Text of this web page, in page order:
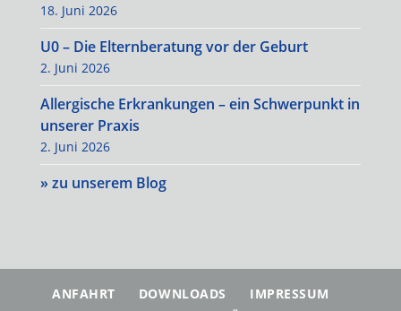
18. Juni 2026
U0 – Die Elternberatung vor der Geburt
2. Juni 2026
Allergische Erkrankungen – ein Schwerpunkt in
unserer Praxis
2. Juni 2026
» zu unserem Blog
ANFAHRT DOWNLOADS
IMPRESSUM